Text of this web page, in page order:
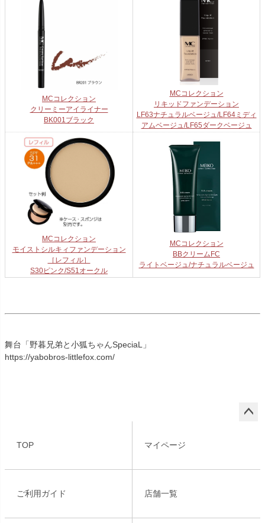
MCコレクション
クリーミーアイライナー
BK001ブラック
MCコレクション
リキッドファンデーション
LF63ナチュラルベージュ/LF64ミディ
アムベージュ/LF65ダークベージュ
MCコレクション
モイストシルキィファンデーション
［レフィル］
S30ピンク/S51オークル
MCコレクション
BBクリームFC
ライトベージュ/ナチュラルベージュ
舞台「野暮兄弟と小狐ちゃんSpeciaL」
https://yabobros-littlefox.com/
TOP マイページ
ご利用ガイド 店舗一覧